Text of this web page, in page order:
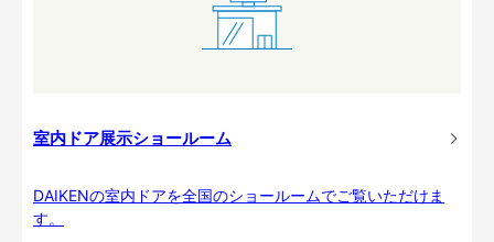
室内ドア展示ショールーム
DAIKENの室内ドアを全国のショールームでご覧いただけま
す。